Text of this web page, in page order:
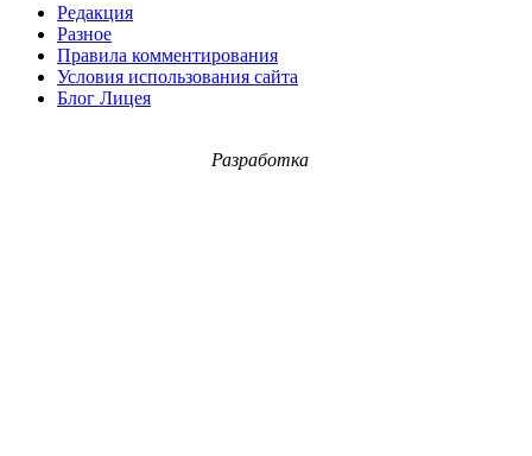
Редакция
Разное
Правила комментирования
Условия использования сайта
Блог Лицея
Разработка